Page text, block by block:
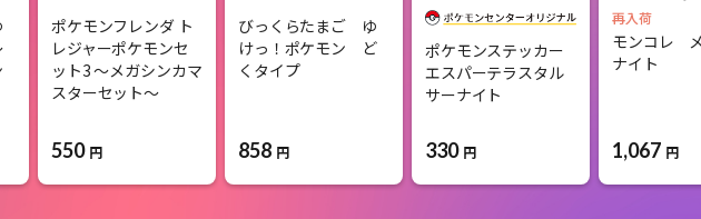
ポケモンフレンダ ト
レジャーポケモンセ
ット3 ～メガシンカマ
スターセット～
550 円
びっくらたまご ゆ
けっ！ポケモン ど
くタイプ
858 円
ポケモンステッカー
エスパーテラスタル
サーナイト
330 円
再入荷
モンコレ
ナイト
1,067 円